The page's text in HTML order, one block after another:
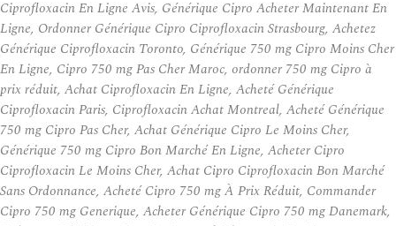
Ciprofloxacin En Ligne Avis, Générique Cipro Acheter Maintenant En
Ligne, Ordonner Générique Cipro Ciprofloxacin Strasbourg, Achetez
Générique Ciprofloxacin Toronto, Générique 750 mg Cipro Moins Cher
En Ligne, Cipro 750 mg Pas Cher Maroc, ordonner 750 mg Cipro à
prix réduit, Achat Ciprofloxacin En Ligne, Acheté Générique
Ciprofloxacin Paris, Ciprofloxacin Achat Montreal, Acheté Générique
750 mg Cipro Pas Cher, Achat Générique Cipro Le Moins Cher,
Générique 750 mg Cipro Bon Marché En Ligne, Acheter Cipro
Ciprofloxacin Le Moins Cher, Achat Cipro Ciprofloxacin Bon Marché
Sans Ordonnance, Acheté Cipro 750 mg À Prix Réduit, Commander
Cipro 750 mg Generique, Acheter Générique Cipro 750 mg Danemark,